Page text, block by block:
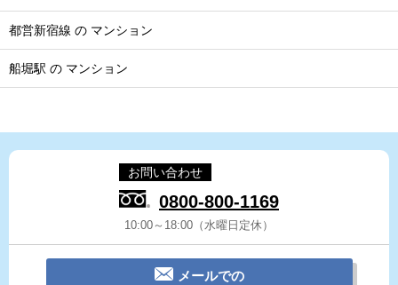
都営新宿線 の マンション
船堀駅 の マンション
お問い合わせ
0800-800-1169
10:00～18:00（水曜日定休）
メールでの